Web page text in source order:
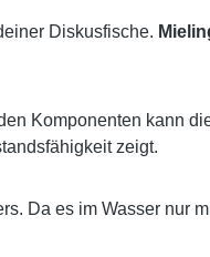
Diskusfische.
Komponenten kann
zeigt.
Da es im Wasser